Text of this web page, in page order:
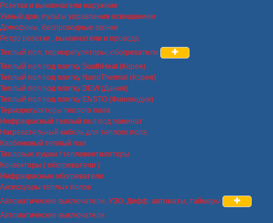
Розетки и выключатели наружние
Умный дом, пульты управления освещением
Домофоны, беспроводные звонки
Ретро розетки , выключатели и провода
Теплый пол, терморегуляторы, обогреватели
Теплый пол под плитку SouthHeat (Корея)
Теплый пол под плитку NanoThermal (Корея)
Теплый пол под плитку DEVI (Дания)
Теплый пол под плитку ENSTO (Финляндия)
Терморегуляторы теплого пола
Инфракрасный теплый пол под ламинат
Нагревательный кабель для теплого пола
Карбоновый теплый пол
Тепловые пушки / тепловентиляторы
Конвекторы ( обогреватели )
Инфракрасные обогреватели
Аксессуары теплых полов
Автоматические выключатели, УЗО, Дифф. автоматы, таймеры
Автоматические выключатели